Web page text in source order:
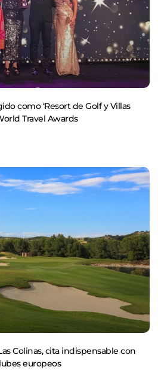
como ‘Resort de Golf y Villas
Travel Awards
Colinas, cita indispensable con
europeos